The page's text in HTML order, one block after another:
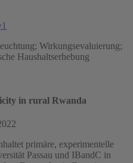
Wirkungsevaluierung;
Haushaltserhebung
in rural Rwanda
primäre, experimentelle
Passau und IBandC in